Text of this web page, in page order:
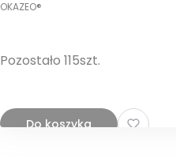
OKAZEO®
Pozostało 115szt.
Do koszyka